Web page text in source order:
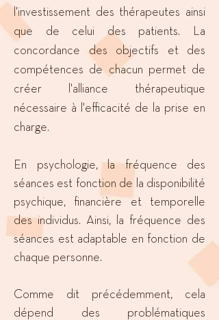
l'investissement des thérapeutes ainsi
que de celui des patients. La
concordance des objectifs et des
compétences de chacun permet de
créer l'alliance thérapeutique
nécessaire à l'efficacité de la prise en
charge.
En psychologie, la fréquence des
séances est fonction de la disponibilité
psychique, financière et temporelle
des individus. Ainsi, la fréquence des
séances est adaptable en fonction de
chaque personne.
Comme dit précédemment, cela
dépend des problématiques